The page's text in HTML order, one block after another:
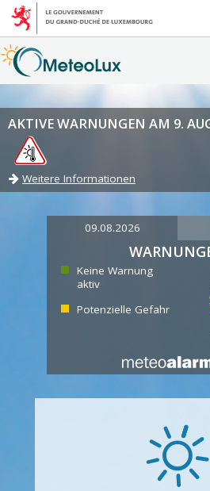
AKTIVE WARNUNGEN AM 9.
Weitere Informationen
09.08.2026
Keine Warnung
aktiv
Potenzielle Gefahr